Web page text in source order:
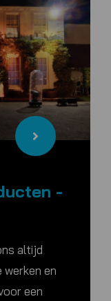
-
altijd
werken en
een